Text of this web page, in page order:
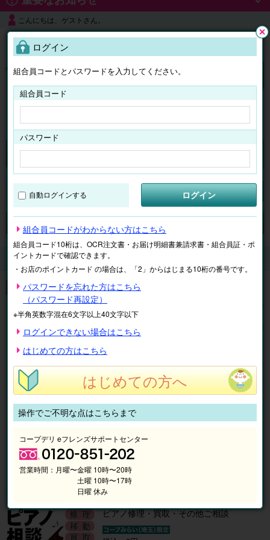
こんにちは、ゲストさん。
よくある質問
ログイン
くらしのサービス マイページ
検索
くらしのサービス 片付け・不要品処分・買取
片付け・不要品処分・買取
宅配買取サービス エコリング
ピアノ修理・買取・その他ご相談
る
ログイン
組合員コードとパスワードを入力してください。
組合員コード
パスワード
自動ログインする ログイン
組合員コードがわからない方はこちら
組合員コード10桁は、OCR注文書・お届け明細書兼請求書・組合員証・ポ
イントカードで確認できます。
・お店のポイントカード の場合は、「2」からはじまる10桁の番号です。
パスワードを忘れた方はこちら
（パスワード再設定）
※半角英数字混在6文字以上40文字以下
ログインできない場合はこちら
はじめての方はこちら
はじめての方へ
操作でご不明な点はこちらまで
コープデリ eフレンズサポートセンター
営業時間： 月曜〜金曜 10時〜20時
土曜 10時〜17時
日曜 休み